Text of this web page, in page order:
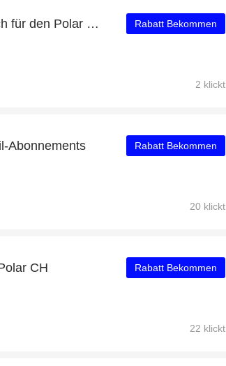
Exklusive Angebote, wenn Sie sich für den Polar CH-Newsletter anmelden Rabatt Bekommen
2 klickt
Abonnements Rabatt Bekommen
20 klickt
CH Rabatt Bekommen
22 klickt